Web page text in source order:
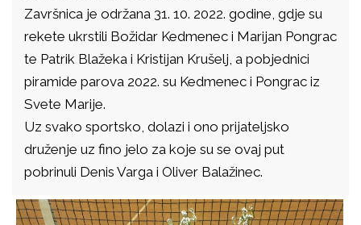
Završnica je održana 31. 10. 2022. godine, gdje su
rekete ukrstili Božidar Kedmenec i Marijan Pongrac
te Patrik Blažeka i Kristijan Krušelj, a pobjednici
piramide parova 2022. su Kedmenec i Pongrac iz
Svete Marije.
Uz svako sportsko, dolazi i ono prijateljsko
druženje uz fino jelo za koje su se ovaj put
pobrinuli Denis Varga i Oliver Balažinec.